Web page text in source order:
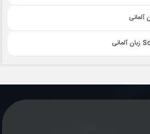
آلمانی